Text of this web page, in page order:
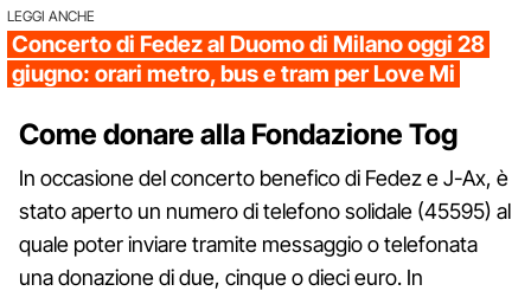
LEGGI ANCHE
Concerto di Fedez al Duomo di Milano oggi 28
giugno: orari metro, bus e tram per Love Mi
Come donare alla Fondazione Tog
In occasione del concerto benefico di Fedez e J-Ax, è
stato aperto un numero di telefono solidale (45595) al
quale poter inviare tramite messaggio o telefonata
una donazione di due, cinque o dieci euro. In